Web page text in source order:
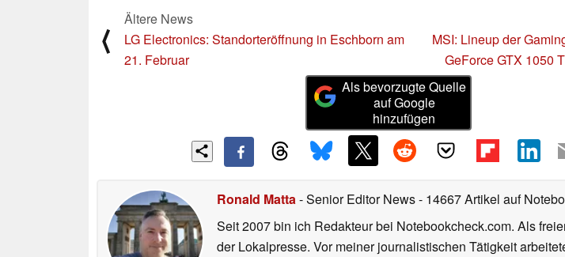
⟨
Ältere News
LG Electronics: Standorteröffnung in Eschborn am
21. Februar
MSI: Lineup der
GeForce GTX 1050
Als bevorzugte Quelle
auf Google
hinzufügen
Ronald Matta- Senior Editor News- 14667 Artikel auf
Seit 2007 bin ich Redakteur bei Notebookcheck.com. Als
der Lokalpresse. Vor meiner journalistischen Tätigkeit